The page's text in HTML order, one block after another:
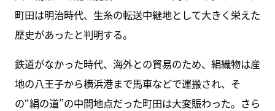
町田は明治時代、生糸の転送中継地として大きく栄えた
歴史があったと判明する。
鉄道がなかった時代、海外との貿易のため、絹織物は産
地の八王子から横浜港まで馬車などで運搬され、そ
の“絹の道”の中間地点だった町田は大変賑わった。さら